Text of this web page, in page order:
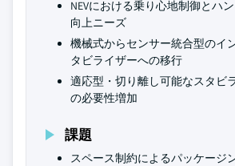
NEVにおける乗り心地制御とハ
向上ニーズ
機械式からセンサー統合型のイ
タビライザーへの移行
適応型・切り離し可能なスタビ
の必要性増加
課題
スペース制約によるパッケージ